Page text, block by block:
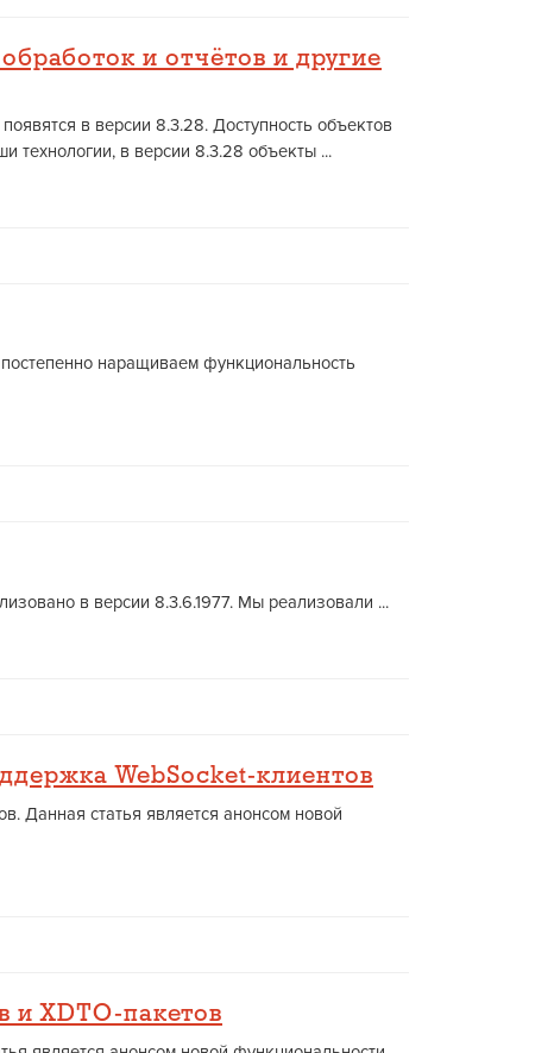
и отчётов и другие
в версии 8.3.28. Доступность объектов
технологии, в версии 8.3.28 объекты ...
наращиваем функциональность
в версии 8.3.6.1977. Мы реализовали ...
WebSocket-клиентов
Данная статья является анонсом новой
и XDTO-пакетов